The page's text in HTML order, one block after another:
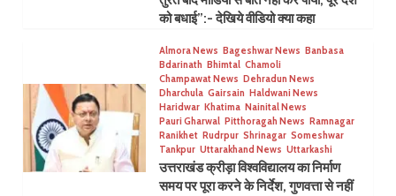
को बधाई”:- देखिये वीडियो क्या कहा
Almora News Bageshwar News Banbasa
Bdarinath Bhimtal Chamoli
Champawat News Dehradun News
Dharchula Gairsain Haldwani News
Haridwar Khatima Nainital News
Pauri Gharwal Pitthoragah News Ramnagar
Ranikhet Rudrpur Shrinagar Someshwar
Tankpur Uttarakhand News Uttarkashi
उत्तराखंड क्रीड़ा विश्वविद्यालय का निर्माण
समय पर पूरा करने के निर्देश, गुणवत्ता से नहीं